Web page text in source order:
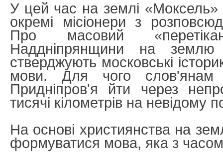
У цей час на землі «Моксель»
окремі місіонери з
Про масовий
Наддніпрянщини на
стверджують московські
мови. Для чого
Придніпров'я йти через
тисячі кілометрів на невідому
На основі християнства на
формуватися мова, яка з